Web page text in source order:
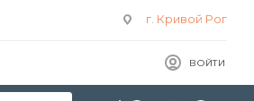
г. Кривой Рог
ВОЙТИ